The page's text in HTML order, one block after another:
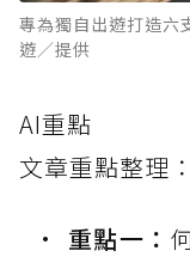
專為獨自出遊打造
遊／提供
AI重點
文章重點整理：
重點一：